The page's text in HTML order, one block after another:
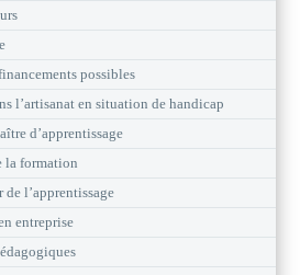
possibles
l’artisanat en situation de handicap
d’apprentissage
la formation
de l’apprentissage
entreprise